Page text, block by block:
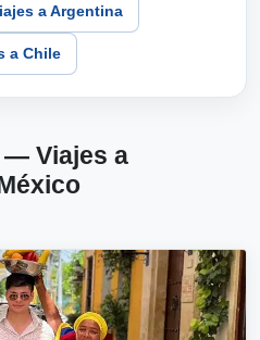
a Argentina
a Chile
— Viajes a